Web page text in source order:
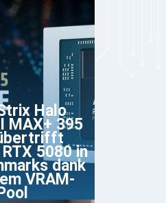
Halo
MAX+ 395
5080 in
dank
VRAM-